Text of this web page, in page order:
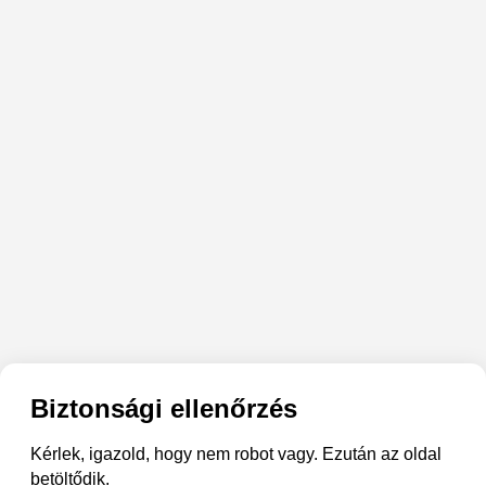
Biztonsági ellenőrzés
Kérlek, igazold, hogy nem robot vagy. Ezután az oldal
betöltődik.